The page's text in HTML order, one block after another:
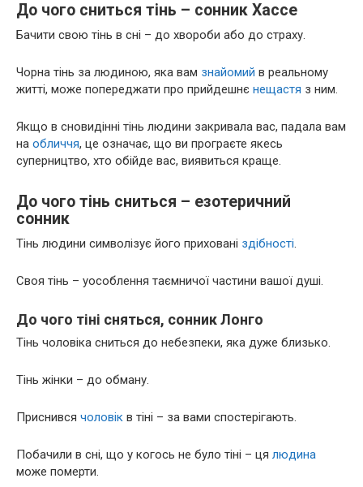
До чого сниться тінь – сонник Хассе
Бачити свою тінь в сні – до хвороби або до страху.
Чорна тінь за людиною, яка вам знайомий в реальному
житті, може попереджати про прийдешнє нещастя з ним.
Якщо в сновидінні тінь людини закривала вас, падала вам
на обличчя, це означає, що ви програєте якесь
суперництво, хто обійде вас, виявиться краще.
До чого тінь сниться – езотеричний
сонник
Тінь людини символізує його приховані здібності.
Своя тінь – уособлення таємничої частини вашої душі.
До чого тіні сняться, сонник Лонго
Тінь чоловіка сниться до небезпеки, яка дуже близько.
Тінь жінки – до обману.
Приснився чоловік в тіні – за вами спостерігають.
Побачили в сні, що у когось не було тіні – ця людина
може померти.